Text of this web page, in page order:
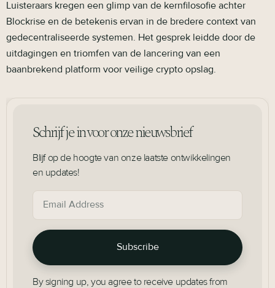
Schrijf je in voor onze nieuwsbrief
Blijf op de hoogte van onze laatste ontwikkelingen
en updates!
By signing up, you agree to receive updates from
Luisteraars kregen een glimp van de kernfilosofie achter
Blockrise en de betekenis ervan in de bredere context van
gedecentraliseerde systemen. Het gesprek leidde door de
uitdagingen en triomfen van de lancering van een
baanbrekend platform voor veilige crypto opslag.